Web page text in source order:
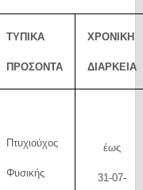
ΤΥΠΙΚΑ
ΠΡΟΣΟΝΤΑ
ΧΡΟΝΙΚΗ
ΔΙΑΡΚΕΙΑ
Πτυχιούχος
Φυσικής
έως
31-07-